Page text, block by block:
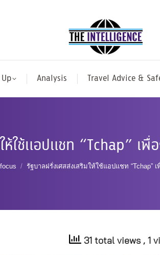
Analysis Travel Advice &
ห้ใช้แอปแชท “Tchap”
รัฐบาลฝรั่งเศสส่งเสริมให้ใช้แอปแชท
31 total views , 1